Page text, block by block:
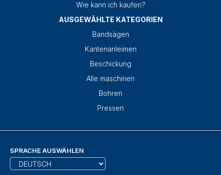
Wie kann ich kaufen?
AUSGEWÄHLTE KATEGORIEN
Bandsägen
Kantenanleimen
Beschickung
Alle maschinen
Bohren
Pressen
SPRACHE AUSWÄHLEN